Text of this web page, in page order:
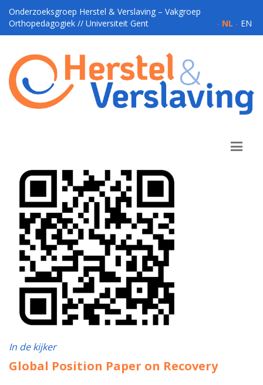
Onderzoeksgroep Herstel & Verslaving – Vakgroep
Orthopedagogiek // Universiteit Gent
- NL - EN
In de kijker
Global Position Paper on Recovery